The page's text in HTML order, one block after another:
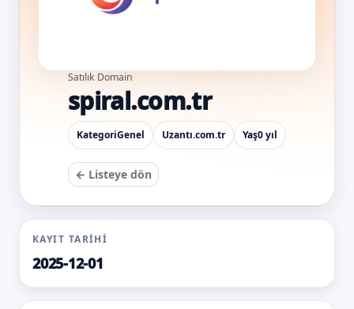
Satılık Domain
spiral.com.tr
KategoriGenel Uzantı.com.tr Yaş0 yıl
← Listeye dön
KAYIT TARIHI
2025-12-01